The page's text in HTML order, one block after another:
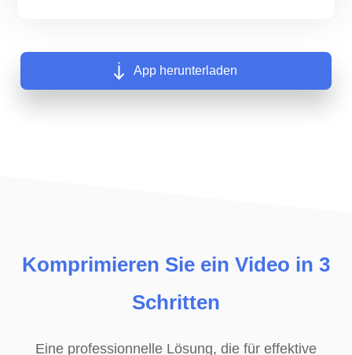
App herunterladen
Komprimieren Sie ein Video in 3
Schritten
Eine professionnelle Lösung, die für effektive